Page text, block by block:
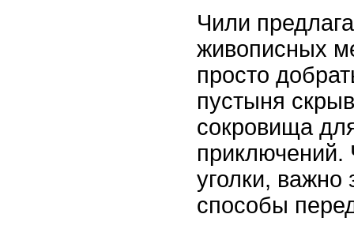
Чили
живописных
просто
пустыня
сокровища
приключений.
уголки, важно
способы